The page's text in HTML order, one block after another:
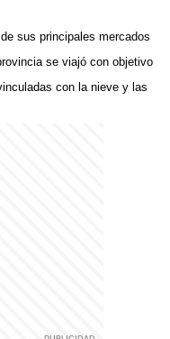
sus principales mercados
se viajó con objetivo
con la nieve y las